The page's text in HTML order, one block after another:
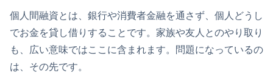
個人間融資とは、銀行や消費者金融を通さず、個人どうし
でお金を貸し借りすることです。家族や友人とのやり取り
も、広い意味ではここに含まれます。問題になっているの
は、その先です。